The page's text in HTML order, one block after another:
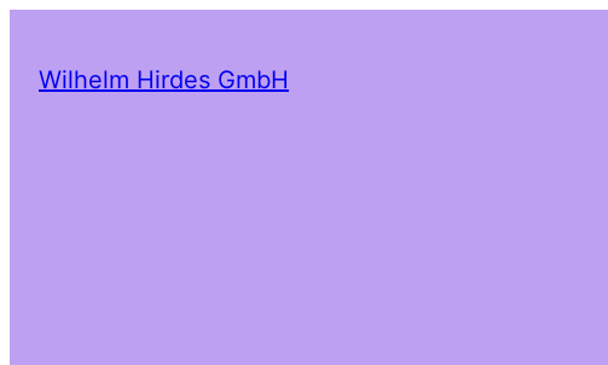
Wilhelm Hirdes GmbH